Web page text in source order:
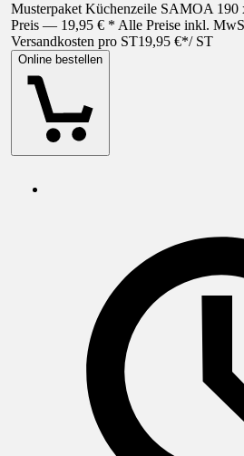
Musterpaket Küchenzeile SAMOA 190
Preis — 19,95 € * Alle Preise inkl.
Versandkosten pro ST19,95 €*/ ST
Online bestellen